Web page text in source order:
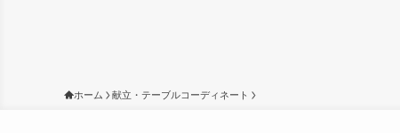
ホーム 献立・テーブルコーディネート